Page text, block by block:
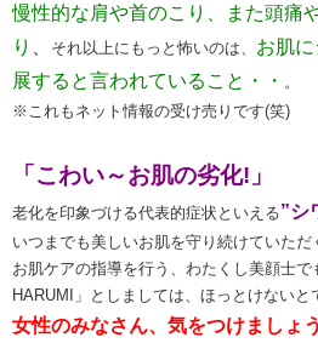
慢性的な肩や首のこり、また頭痛
り
それ以上にもっと怖いのは、 お肌
展すると言われていること・・ 。
※これもネット情報の受け売りです(笑)
「こわい～お肌の劣化!」
老化を印象づける代表的症状といえる”シ
いつまでも美しいお肌を守り続けていた
お肌ケアの指導を行う、わたくし美顔士で
HARUMI」としましては、ほっとけないと
女性のみなさん、気をつけましょ